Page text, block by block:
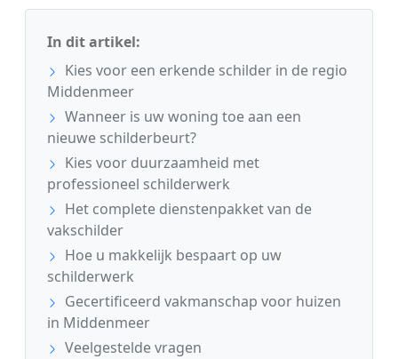
In dit artikel:
Kies voor een erkende schilder in de regio
Middenmeer
Wanneer is uw woning toe aan een
nieuwe schilderbeurt?
Kies voor duurzaamheid met
professioneel schilderwerk
Het complete dienstenpakket van de
vakschilder
Hoe u makkelijk bespaart op uw
schilderwerk
Gecertificeerd vakmanschap voor huizen
in Middenmeer
Veelgestelde vragen